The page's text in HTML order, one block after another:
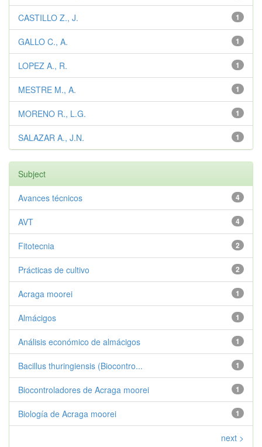
1
CASTILLO Z., J.
1
GALLO C., A.
1
LOPEZ A., R.
1
MESTRE M., A.
1
MORENO R., L.G.
1
SALAZAR A., J.N.
Subject
4
Avances técnicos
4
AVT
2
Fitotecnia
2
Prácticas de cultivo
1
Acraga moorei
1
Almácigos
1
Análisis económico de almácigos
1
Bacillus thuringiensis (Biocontro...
1
Biocontroladores de Acraga moorei
1
Biología de Acraga moorei
next >